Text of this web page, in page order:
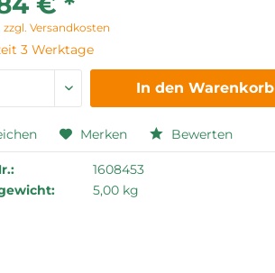
zzgl. Versandkosten
3 Werktage
In den Warenkorb
Merken Bewerten
1608453
5,00 kg